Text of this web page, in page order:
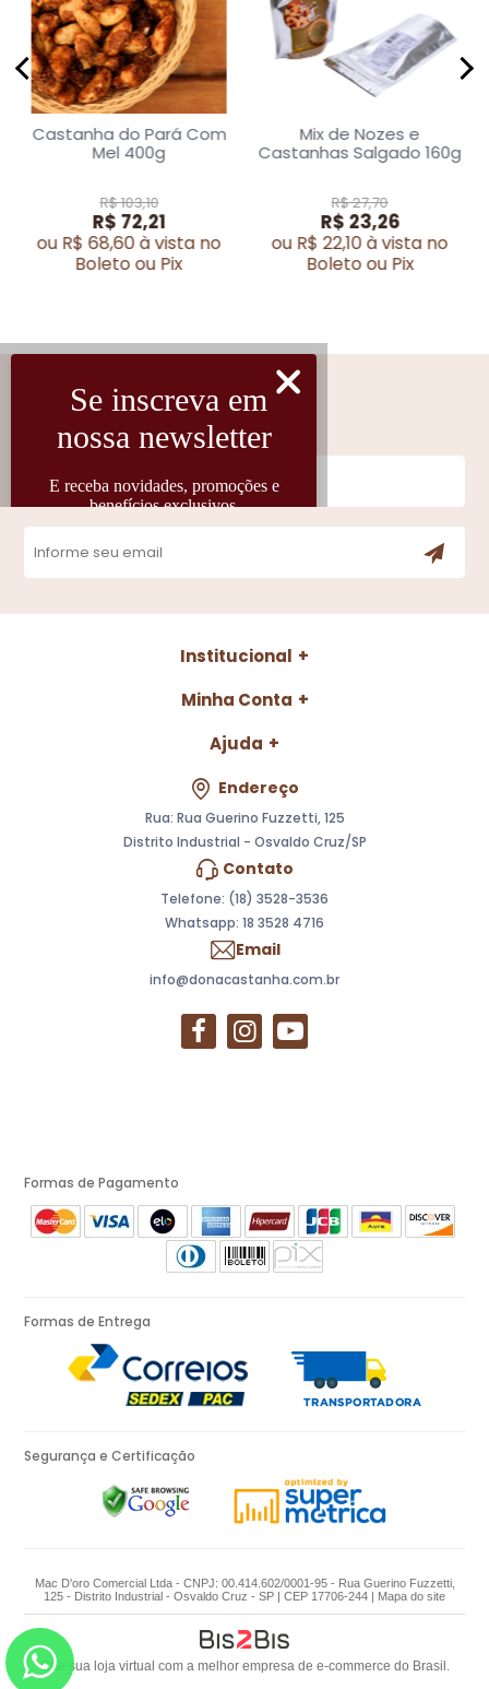
Castanha do Pará Com
Mel 400g
R$ 103,10
R$ 72,21
ou R$ 68,60 à vista no
Boleto ou Pix
Mix de Nozes e
Castanhas Salgado 160g
R$ 27,70
R$ 23,26
ou R$ 22,10 à vista no
Boleto ou Pix
Cadastre-se
Fique por dentro das novidades
Institucional
Minha Conta
Ajuda
Endereço
Rua: Rua Guerino Fuzzetti, 125
Distrito Industrial - Osvaldo Cruz/SP
Contato
Telefone: (18) 3528-3536
Whatsapp: 18 3528 4716
Email
info@donacastanha.com.br
Formas de Pagamento
Formas de Entrega
Segurança e Certificação
Mac D'oro Comercial Ltda - CNPJ: 00.414.602/0001-95 - Rua Guerino Fuzzetti,
125 - Distrito Industrial - Osvaldo Cruz - SP | CEP 17706-244 | Mapa do site
Crie sua loja virtual com a melhor empresa de e-commerce do Brasil.